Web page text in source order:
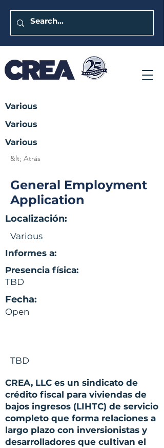
Various
Various
Various
&lt; Atrás
General Employment
Application
Localización:
Various
Informes a:
Presencia física:
TBD
Fecha:
Open
TBD
CREA, LLC es un sindicato de
crédito fiscal para viviendas de
bajos ingresos (LIHTC) de servicio
completo que forma relaciones a
largo plazo con inversionistas y
desarrolladores que cultivan el